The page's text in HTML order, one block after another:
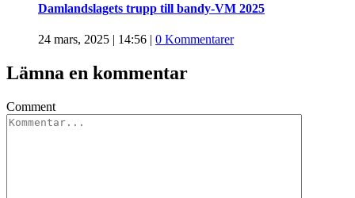
Damlandslagets trupp till bandy-VM 2025
24 mars, 2025 | 14:56 | 0 Kommentarer
Lämna en kommentar
Comment